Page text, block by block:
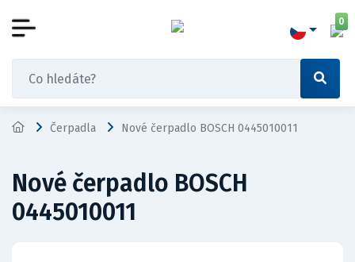
0
Čerpadla Nové čerpadlo BOSCH 0445010011
Nové čerpadlo BOSCH
0445010011